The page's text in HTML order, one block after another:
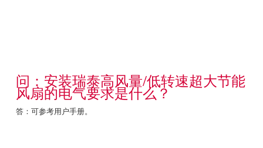
问：安装瑞泰高风量/低转速超大节能
风扇的电气要求是什么？
答：可参考用户手册。